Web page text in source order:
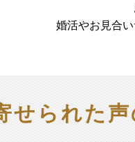
婚活やお見合
せられた声